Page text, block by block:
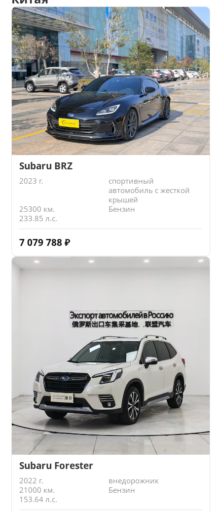
Subaru BRZ
2023 г.
спортивный
автомобиль с жесткой
крышей
25300 км.
Бензин
233.85 л.с.
7 079 788 ₽
Subaru Forester
2022 г.
внедорожник
21000 км.
Бензин
153.64 л.с.